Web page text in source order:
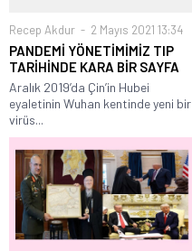
Recep Akdur 2 Mayıs 2021 13:34
PANDEMİ YÖNETİMİMİZ TIP
TARİHİNDE KARA BİR SAYFA
Aralık 2019’da Çin’in Hubei
eyaletinin Wuhan kentinde yeni bir
virüs...